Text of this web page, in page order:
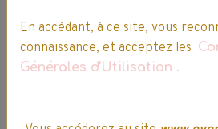
En accédant, à ce site, vous
connaissance, et acceptez les
Générales d'Utilisation .